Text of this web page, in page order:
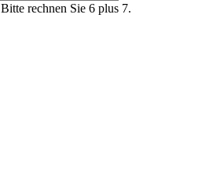
Bitte rechnen Sie 6 plus 7.